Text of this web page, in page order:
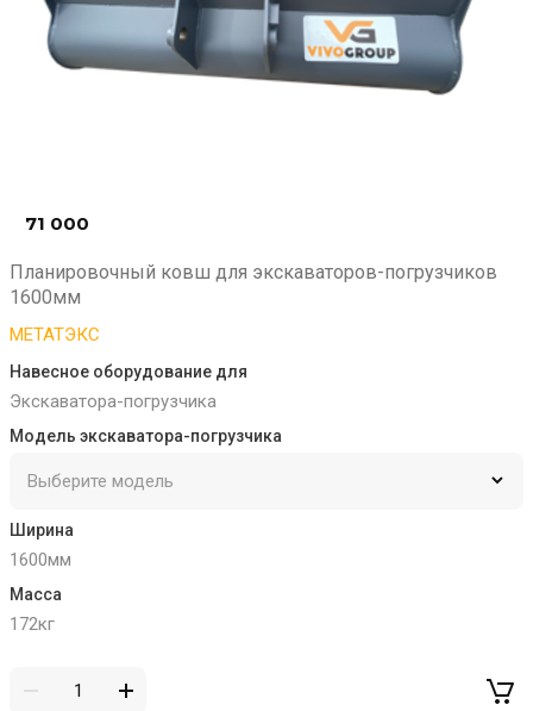
71 000
Планировочный ковш для экскаваторов-погрузчиков
1600мм
МЕТАТЭКС
Навесное оборудование для
Экскаватора-погрузчика
Модель экскаватора-погрузчика
Ширина
1600мм
Масса
172кг